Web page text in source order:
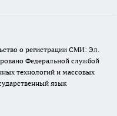
о регистрации СМИ: Эл.
Федеральной службой
технологий и массовых
язык